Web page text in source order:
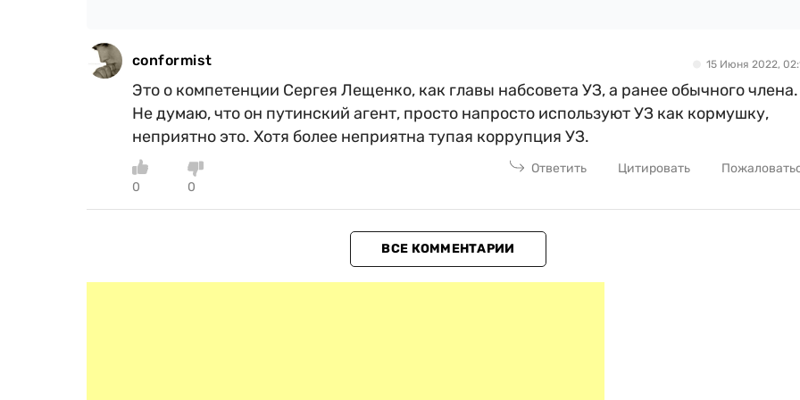
conformist 15 Июня 2022,
Это о компетенции Сергея Лещенко, как главы набсовета УЗ, а ранее обычного члена.
Не думаю, что он путинский агент, просто напросто используют УЗ как кормушку,
неприятно это. Хотя более неприятна тупая коррупция УЗ.
0 0
Ответить Цитировать
ВСЕ КОММЕНТАРИИ